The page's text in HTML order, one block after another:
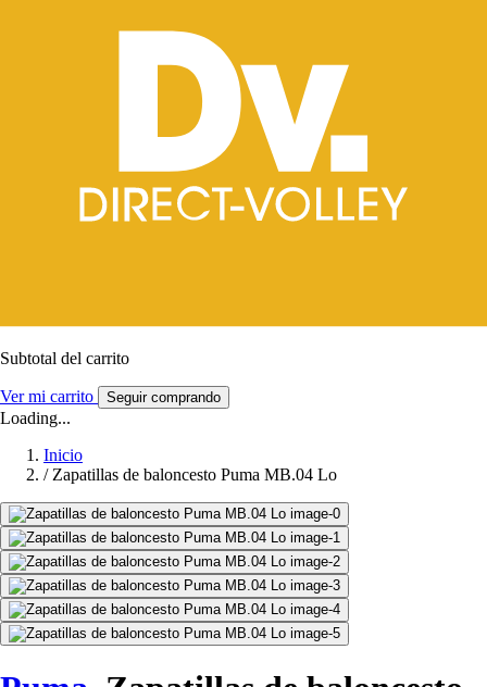
Subtotal del carrito
Ver mi carrito Seguir comprando
Loading...
Inicio
/ Zapatillas de baloncesto Puma MB.04 Lo